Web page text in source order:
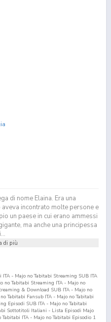
di nome Elaina. Era una
incontrato molte persone e
un paese in cui erano ammessi
ma anche una principessa
di più
- Majo no Tabitabi Streaming SUB ITA
no Tabitabi Streaming ITA - Majo no
& Download SUB ITA - Majo no
Tabitabi Fansub ITA - Majo no Tabitabi
Episodi SUB ITA - Majo no Tabitabi
Sottotitoli Italiani - Lista Episodi Majo
ITA - Majo no Tabitabi Episodio 1